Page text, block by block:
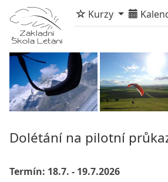
Kurzy
Dolétání na pilotní
Termín: 18.7. - 19.7.2026